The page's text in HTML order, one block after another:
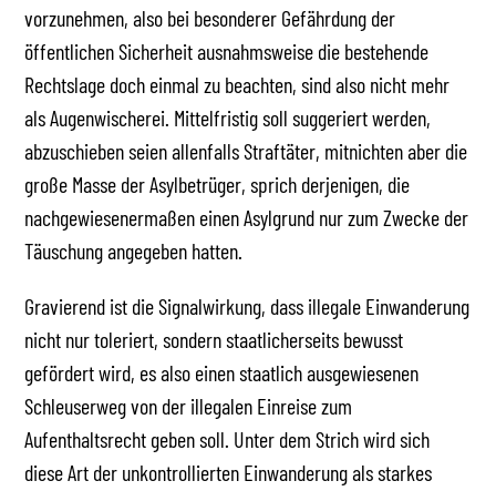
vorzunehmen, also bei besonderer Gefährdung der
öffentlichen Sicherheit ausnahmsweise die bestehende
Rechtslage doch einmal zu beachten, sind also nicht mehr
als Augenwischerei. Mittelfristig soll suggeriert werden,
abzuschieben seien allenfalls Straftäter, mitnichten aber die
große Masse der Asylbetrüger, sprich derjenigen, die
nachgewiesenermaßen einen Asylgrund nur zum Zwecke der
Täuschung angegeben hatten.
Gravierend ist die Signalwirkung, dass illegale Einwanderung
nicht nur toleriert, sondern staatlicherseits bewusst
gefördert wird, es also einen staatlich ausgewiesenen
Schleuserweg von der illegalen Einreise zum
Aufenthaltsrecht geben soll. Unter dem Strich wird sich
diese Art der unkontrollierten Einwanderung als starkes